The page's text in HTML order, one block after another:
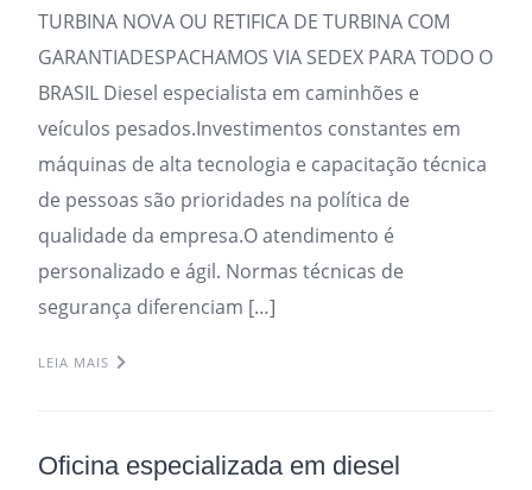
TURBINA NOVA OU RETIFICA DE TURBINA COM
GARANTIADESPACHAMOS VIA SEDEX PARA TODO O
BRASIL Diesel especialista em caminhões e
veículos pesados.Investimentos constantes em
máquinas de alta tecnologia e capacitação técnica
de pessoas são prioridades na política de
qualidade da empresa.O atendimento é
personalizado e ágil. Normas técnicas de
segurança diferenciam […]
LEIA MAIS
Oficina especializada em diesel